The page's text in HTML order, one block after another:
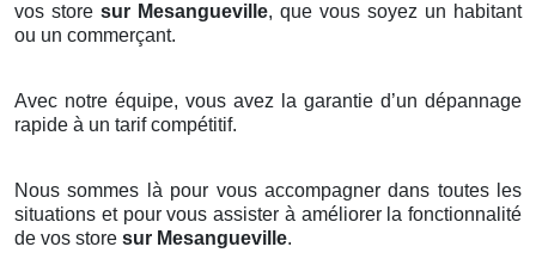
vos store sur Mesangueville, que vous soyez un habitant
ou un commerçant.
Avec notre équipe, vous avez la garantie d’un dépannage
rapide à un tarif compétitif.
Nous sommes là pour vous accompagner dans toutes les
situations et pour vous assister à améliorer la fonctionnalité
de vos store sur Mesangueville.